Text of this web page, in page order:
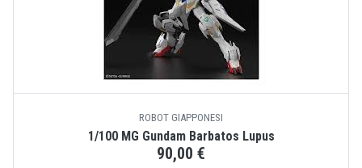
ROBOT GIAPPONESI
1/100 MG Gundam Barbatos Lupus
90,00 €